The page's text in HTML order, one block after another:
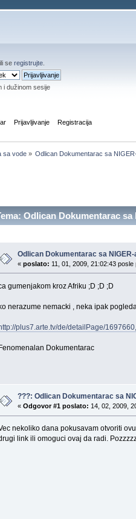
ili se registrujte
i dužinom sesije
Prijavljivanje Registracija
sa vode» Odlican Dokumentarac sa
Odlican Dokumentarac
Odlican Dokumentarac sa
« poslato: 11, 01, 2009, 21:02:43 posle
gumenjakom kroz Afriku ;D ;D ;D
nerazume nemacki , neka ipak
plus7.arte.tv/de/detailPage/
Dokumentarac
???: Odlican Dokumentarac sa
« Odgovor #1 poslato: 14, 02, 2009,
nekoliko dana pokusavam otvoriti
link ili omoguci ovaj da radi.